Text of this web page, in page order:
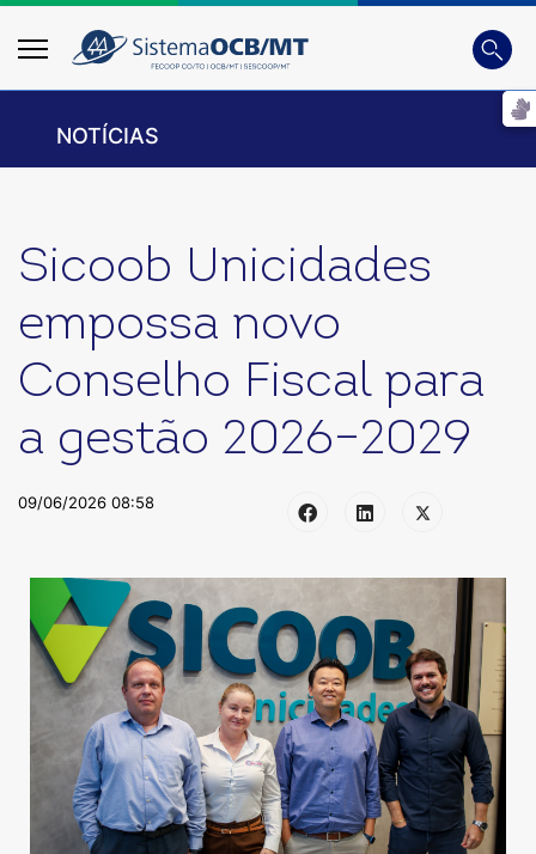
Busca
Digite
NOTÍCIAS
Sicoob Unicidades
empossa novo
Conselho Fiscal para
a gestão 2026–2029
09/06/2026 08:58